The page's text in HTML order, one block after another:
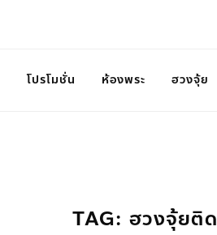
โปรโมชั่น ห้องพระ ฮวงจุ้ย
TAG: ฮวงจุ้ยติ